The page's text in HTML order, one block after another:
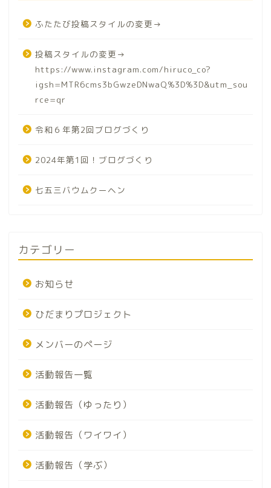
ふたたび投稿スタイルの変更→
投稿スタイルの変更→
https://www.instagram.com/hiruco_co?
igsh=MTR6cms3bGwzeDNwaQ%3D%3D&utm_sou
rce=qr
令和６年第2回ブログづくり
2024年第1回！ブログづくり
七五三バウムクーヘン
カテゴリー
お知らせ
ひだまりプロジェクト
メンバーのページ
活動報告一覧
活動報告（ゆったり）
活動報告（ワイワイ）
活動報告（学ぶ）